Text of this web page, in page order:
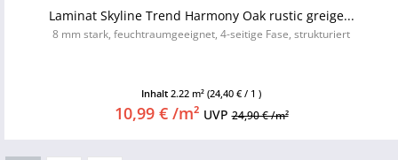
Laminat Skyline Trend Harmony Oak rustic greige...
8 mm stark, feuchtraumgeeignet, 4-seitige Fase, strukturiert
Inhalt 2.22 m² (24,40 € / 1 )
10,99 € /m² UVP24,90 € /m²